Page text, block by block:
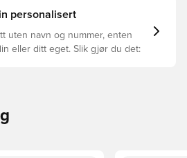
personalisert
uten navn og nummer, enten
eller ditt eget. Slik gjør du det: